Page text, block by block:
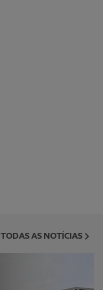
TODAS AS NOTÍCIAS